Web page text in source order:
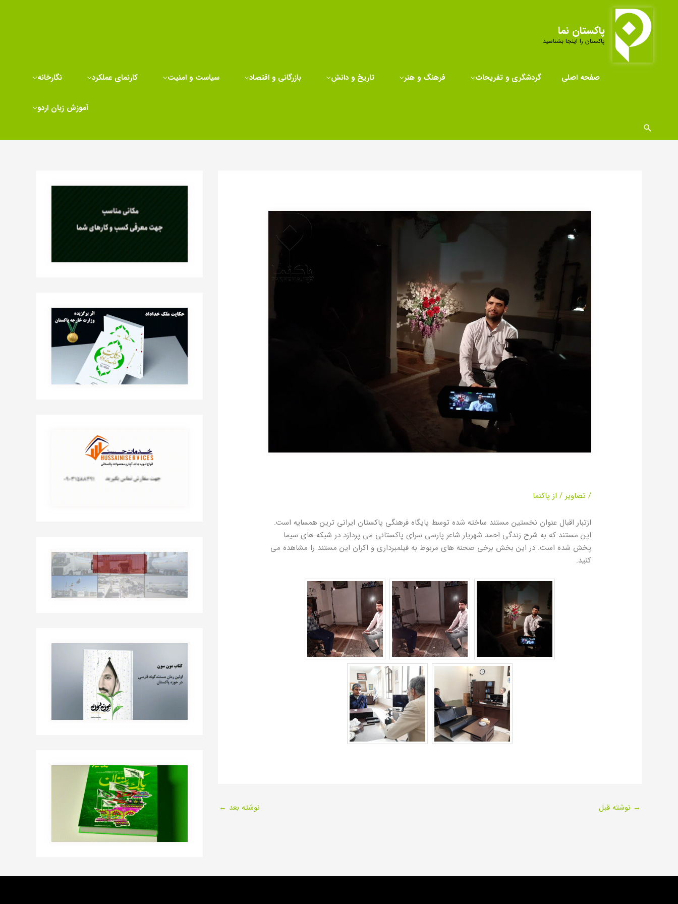
پاکستان نما
پاکستان را اینجا بشناسید
صفحه اصلی گردشگری و تفریحات فرهنگ و هنر تاریخ و دانش بازرگانی و اقتصاد سیاست و امنیت کارنمای عملکرد نگارخانه
آموزش زبان اردو
جستجو
/تصاویر / از پاکنما
ازتبار اقبال عنوان نخستین مستند ساخته شده توسط پایگاه فرهنگی پاکستان ایرانی ترین همسایه است.
این مستند که به شرح زندگی احمد شهریار شاعر پارسی سرای پاکستانی می پردازد در شبکه های سیما
پخش شده است. در این بخش برخی صحنه های مربوط به فیلمبرداری و اکران این مستند را مشاهده می
کنید.
→ نوشته قبل نوشته بعد ←